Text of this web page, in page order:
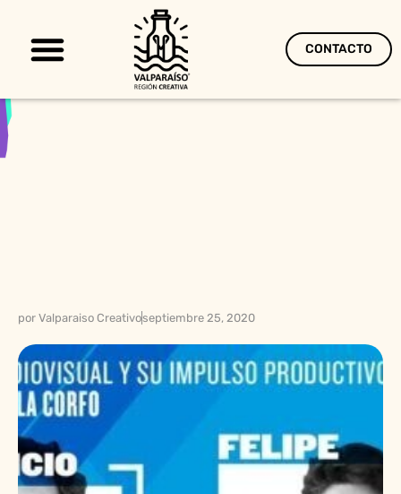
CONTACTO
por Valparaiso Creativoseptiembre 25, 2020